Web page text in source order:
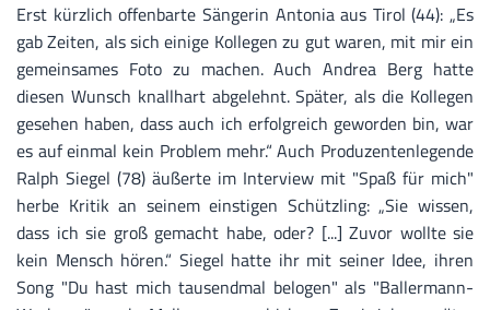
Erst kürzlich offenbarte Sängerin Antonia aus Tirol (44): „Es
gab Zeiten, als sich einige Kollegen zu gut waren, mit mir ein
gemeinsames Foto zu machen. Auch Andrea Berg hatte
diesen Wunsch knallhart abgelehnt. Später, als die Kollegen
gesehen haben, dass auch ich erfolgreich geworden bin, war
es auf einmal kein Problem mehr.“ Auch Produzentenlegende
Ralph Siegel (78) äußerte im Interview mit "Spaß für mich"
herbe Kritik an seinem einstigen Schützling: „Sie wissen,
dass ich sie groß gemacht habe, oder? [...] Zuvor wollte sie
kein Mensch hören.“ Siegel hatte ihr mit seiner Idee, ihren
Song "Du hast mich tausendmal belogen" als "Ballermann-